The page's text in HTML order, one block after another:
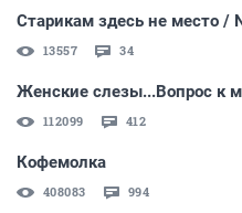
Старикам здесь не место /
13557 34
Женские слезы...Вопрос к
112099 412
Кофемолка
408083 994